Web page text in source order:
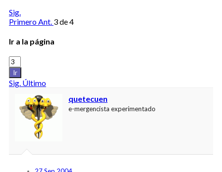
Sig.
PrimeroAnt. 3 de 4
Ir a la página
Ir
Sig. Último
quetecuen
e-mergencista experimentado